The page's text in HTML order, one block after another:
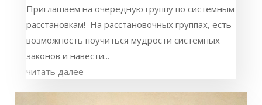
Приглашаем на очередную группу по системным
расстановкам! На расстановочных группах, есть
возможность поучиться мудрости системных
законов и навести...
читать далее